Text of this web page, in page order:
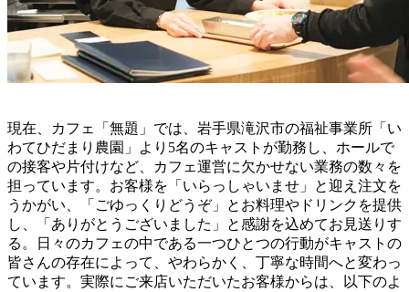
現在、カフェ「無題」では、岩手県滝沢市の福祉事業所「い
わてひだまり農園」より5名のキャストが勤務し、ホールで
の接客や片付けなど、カフェ運営に欠かせない業務の数々を
担っています。お客様を「いらっしゃいませ」と迎え注文を
うかがい、「ごゆっくりどうぞ」とお料理やドリンクを提供
し、「ありがとうございました」と感謝を込めてお見送りす
る。日々のカフェの中である一つひとつの行動がキャストの
皆さんの存在によって、やわらかく、丁寧な時間へと変わっ
ています。実際にご来店いただいたお客様からは、以下のよ